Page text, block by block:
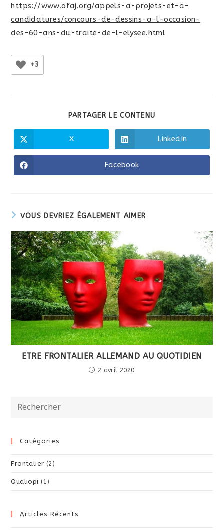
https://www.ofaj.org/appels-a-projets-et-a-
candidatures/concours-de-dessins-a-l-occasion-
des-60-ans-du-traite-de-l-elysee.html
+3
PARTAGER LE CONTENU
CONTENU
Ouvrir
dans
une
X
Ouvrir
dans
une
LinkedIn
Ouvrir
dans
Facebook
VOUS DEVRIEZ ÉGALEMENT AIMER
ETRE FRONTALIER ALLEMAND AU QUOTIDIEN
2 avril 2020
Catégories
Frontalier (2)
Qualiopi (1)
Articles Récents